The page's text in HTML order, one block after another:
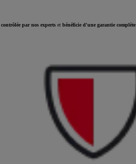
ÉLECTRIQUE
contrôlée par nos experts et bénéficie d'une garantie complète